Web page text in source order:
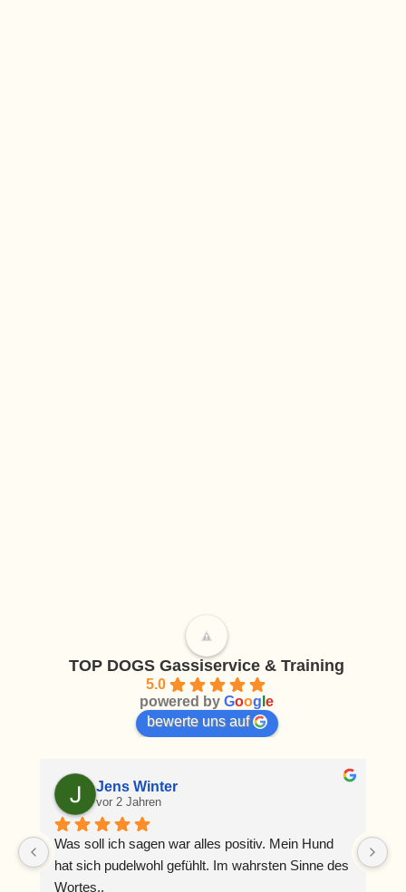
TOP DOGS Gassiservice & Training
5.0
powered by Goog e
bewerte uns auf
Jens Winter
vor 2 Jahren
Was soll ich sagen war alles positiv. Mein Hund
hat sich pudelwohl gefühlt. Im wahrsten Sinne des
Wortes.,